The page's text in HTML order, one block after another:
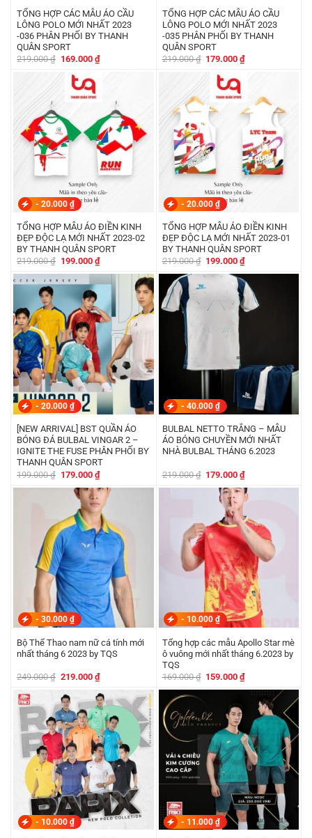
TỔNG HỢP CÁC MẪU ÁO CẦU
LÔNG POLO MỚI NHẤT 2023
-036 PHÂN PHỐI BY THANH
QUÂN SPORT
219.000₫ Giá
là:
219.000 ₫.
169.000 ₫Giá
hiện
TỔNG HỢP CÁC MẪU ÁO CẦU
LÔNG POLO MỚI NHẤT 2023
-035 PHÂN PHỐI BY THANH
QUÂN SPORT
219.000₫ Giá
là:
219.000 ₫.
179.000₫Giá
- 20.000 ₫
TỔNG HỢP MẪU ÁO ĐIỀN KINH
ĐẸP ĐỘC LẠ MỚI NHẤT 2023-02
BY THANH QUÂN SPORT
219.000₫ Giá
là:
219.000 ₫.
199.000 ₫Giá
hiện
tại
là:
199.000 ₫.
- 20.000 ₫
TỔNG HỢP MẪU ÁO ĐIỀN KINH
ĐẸP ĐỘC LẠ MỚI NHẤT 2023-01
BY THANH QUÂN SPORT
219.000₫ Giá
là:
219.000 ₫.
199.000₫Giá
tại
là:
199.000 ₫.
- 20.000 ₫
[NEW ARRIVAL] BST QUẦN ÁO
BÓNG ĐÁ BULBAL VINGAR 2 –
IGNITE THE FUSE PHÂN PHỐI BY
THANH QUÂN SPORT
199.000₫ Giá
là:
199.000 ₫.
179.000 ₫Giá
hiện
tại
là:
179.000 ₫.
- 40.000 ₫
BULBAL NETTO TRẮNG – MẪU
ÁO BÓNG CHUYỀN MỚI NHẤT
NHÀ BULBAL THÁNG 6.2023
219.000₫ Giá
là:
219.000 ₫.
179.000₫Giá
tại
là:
- 30.000 ₫
Bộ Thể Thao nam nữ cá tính mới
nhất tháng 6 2023 by TQS
249.000₫ Giá
là:
249.000 ₫.
219.000 ₫Giá
hiện
tại
là:
219.000 ₫.
- 10.000 ₫
Tổng hợp các mẫu Apollo Star mè
ô vuông mới nhất tháng 6.2023 by
TQS
169.000₫ Giá
là:
159.000₫Giá
tại
159.000 ₫.
- 10.000 ₫ - 11.000 ₫